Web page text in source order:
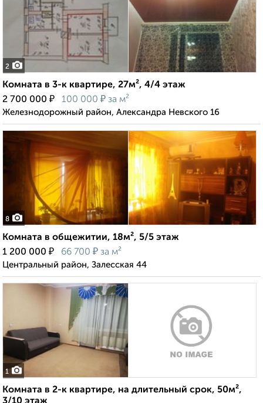
2
Комната в 3-к квартире, 27м², 4/4 этаж
2 700 000 ₽ 100 000 ₽ за м²
Железнодорожный район, Александра Невского 16
8
Комната в общежитии, 18м², 5/5 этаж
1 200 000 ₽ 66 700 ₽ за м²
Центральный район, Залесская 44
1
Комната в 2-к квартире, на длительный срок, 50м²,